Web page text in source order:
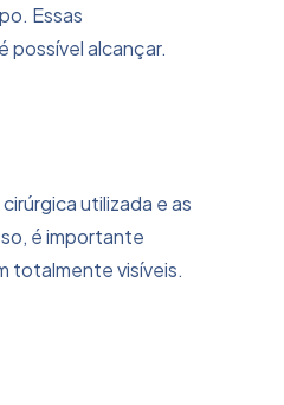
Essas
possível alcançar.
utilizada e as
é importante
totalmente visíveis.